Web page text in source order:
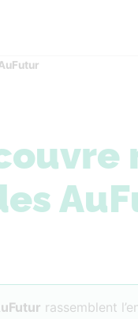
rassemblent